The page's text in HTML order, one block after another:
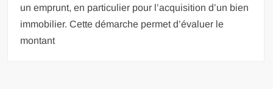
un emprunt, en particulier pour l’acquisition d’un bien
immobilier. Cette démarche permet d’évaluer le
montant